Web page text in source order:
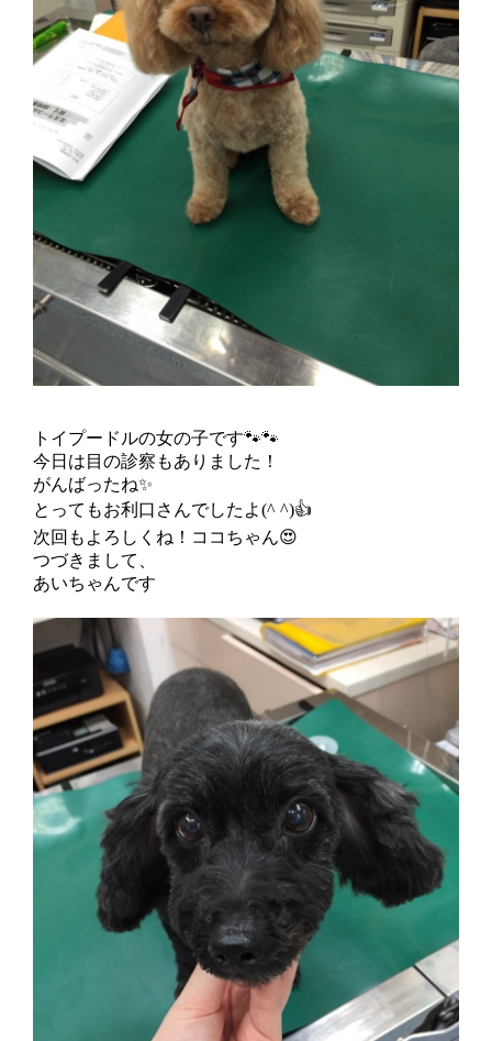
トイプードルの女の子です🐾🐾
今日は目の診察もありました！
がんばったね✨
とってもお利口さんでしたよ(^ ^)👍
次回もよろしくね！ココちゃん😍
つづきまして、
あいちゃんです